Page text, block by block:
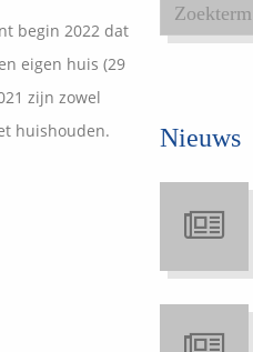
begin 2022 dat
eigen huis (29
zijn zowel
huishouden.
Nieuws